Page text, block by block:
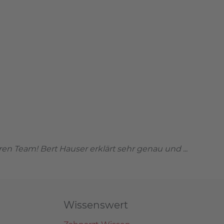
Team! Bert Hauser erklärt sehr genau und ...
Wissenswert